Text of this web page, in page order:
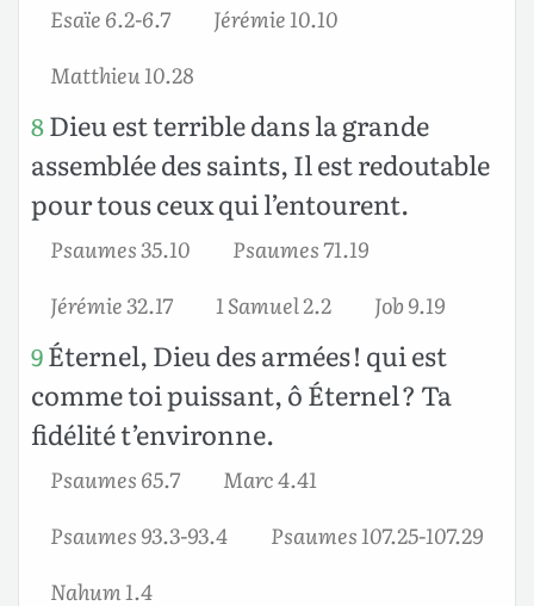
Esaïe 6.2-6.7
Jérémie 10.10
Matthieu 10.28
8Dieu est terrible dans la grande
assemblée des saints, Il est redoutable
pour tous ceux qui l’entourent.
Psaumes 35.10
Psaumes 71.19
Jérémie 32.17
1 Samuel 2.2 Job 9.19
9Éternel, Dieu des armées ! qui est
comme toi puissant, ô Éternel ? Ta
fidélité t’environne.
Psaumes 65.7
Marc 4.41
Psaumes 93.3-93.4
Psaumes 107.25-107.29
Nahum 1.4